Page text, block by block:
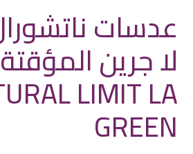
عدسات
لا جرين المؤقتة
LIMIT LA
GREEN